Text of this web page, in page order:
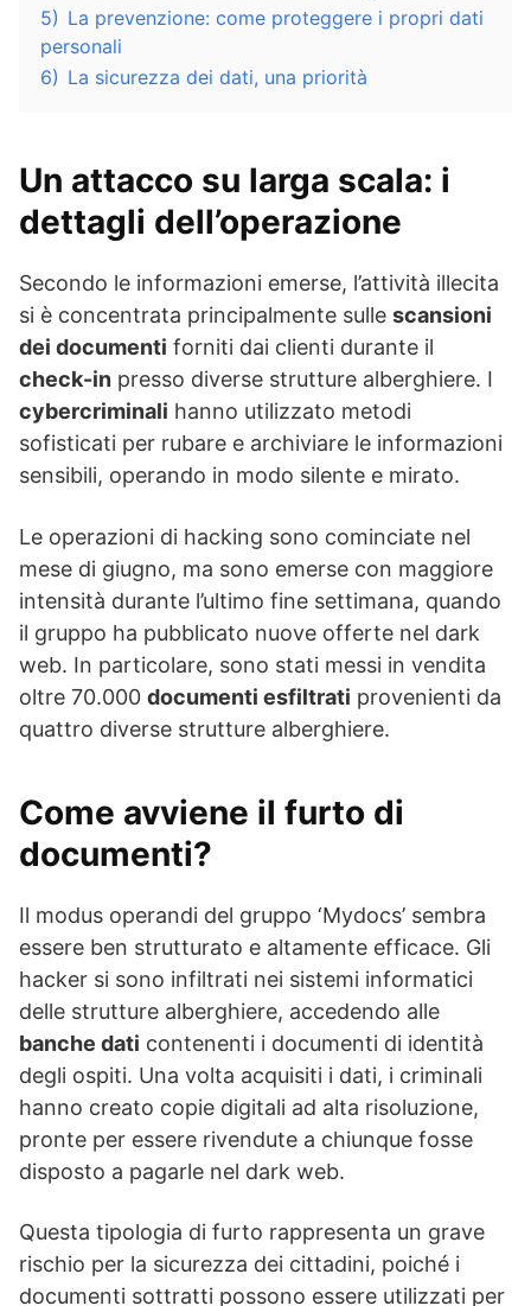
5) La prevenzione: come proteggere i propri dati
personali
6) La sicurezza dei dati, una priorità
Un attacco su larga scala: i
dettagli dell’operazione
Secondo le informazioni emerse, l’attività illecita
si è concentrata principalmente sulle scansioni
dei documenti forniti dai clienti durante il
check-in presso diverse strutture alberghiere. I
cybercriminali hanno utilizzato metodi
sofisticati per rubare e archiviare le informazioni
sensibili, operando in modo silente e mirato.
Le operazioni di hacking sono cominciate nel
mese di giugno, ma sono emerse con maggiore
intensità durante l’ultimo fine settimana, quando
il gruppo ha pubblicato nuove offerte nel dark
web. In particolare, sono stati messi in vendita
oltre 70.000 documenti esfiltrati provenienti da
quattro diverse strutture alberghiere.
Come avviene il furto di
documenti?
Il modus operandi del gruppo ‘Mydocs’ sembra
essere ben strutturato e altamente efficace. Gli
hacker si sono infiltrati nei sistemi informatici
delle strutture alberghiere, accedendo alle
banche dati contenenti i documenti di identità
degli ospiti. Una volta acquisiti i dati, i criminali
hanno creato copie digitali ad alta risoluzione,
pronte per essere rivendute a chiunque fosse
disposto a pagarle nel dark web.
Questa tipologia di furto rappresenta un grave
rischio per la sicurezza dei cittadini, poiché i
documenti sottratti possono essere utilizzati per